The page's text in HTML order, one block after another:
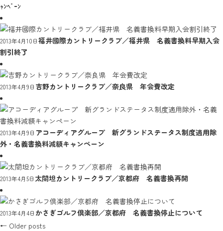
ｬﾝﾍﾟｰﾝ
2013年4月10日福井國際カントリークラブ／福井県 名義書換料早期入会
割引終了
2013年4月9日 吉野カントリークラブ／奈良県 年会費改定
2013年4月9日 アコーディアグループ 新グランドステータス制度適用除
外・名義書換料減額キャンペーン
2013年4月5日 太閤坦カントリークラブ／京都府 名義書換再開
2013年4月4日 かさぎゴルフ倶楽部／京都府 名義書換停止について
Post navigation
← Older posts